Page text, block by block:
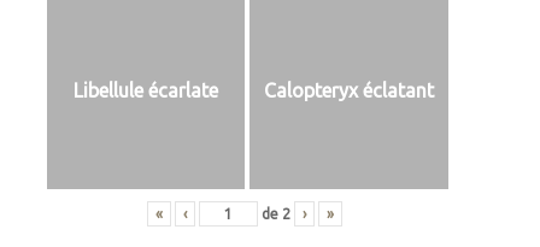
Libellule écarlate Calopteryx éclatant
« ‹ de 2 › »